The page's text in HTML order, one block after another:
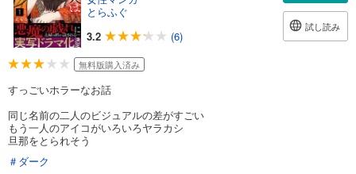
とらふぐ
3.2
(6)
試し読み
無料版購入済み
すっごいホラーなお話
同じ名前の二人のビジュアルの差がすごい
もう一人のアイコがいろいろヤラカシ
旦那をとられそう
＃ダーク